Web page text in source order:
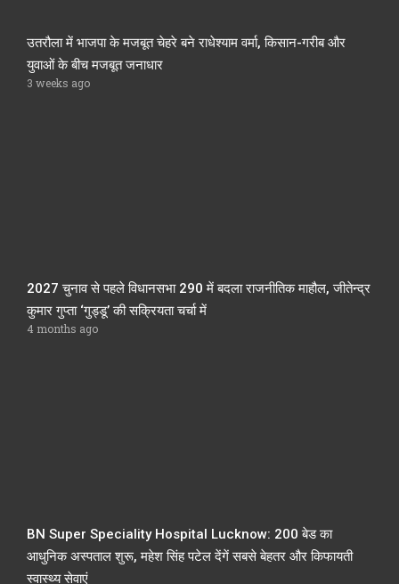
उतरौला में भाजपा के मजबूत चेहरे बने राधेश्याम वर्मा, किसान-गरीब और
युवाओं के बीच मजबूत जनाधार
3 weeks ago
2027 चुनाव से पहले विधानसभा 290 में बदला राजनीतिक माहौल, जीतेन्द्र
कुमार गुप्ता ‘गुड्डू’ की सक्रियता चर्चा में
4 months ago
BN Super Speciality Hospital Lucknow: 200 बेड का
आधुनिक अस्पताल शुरू, महेश सिंह पटेल देंगें सबसे बेहतर और किफायती
स्वास्थ्य सेवाएं